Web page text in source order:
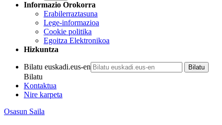
Informazio Orokorra
Erabilerraztasuna
Lege-informazioa
Cookie politika
Egoitza Elektronikoa
Hizkuntza
Bilatu euskadi.eus-en
Bilatu
Kontaktua
Nire karpeta
Osasun Saila